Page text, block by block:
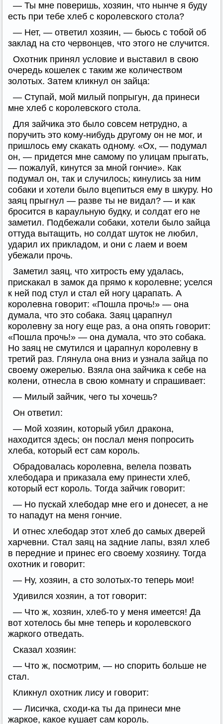
— Ты мне поверишь, хозяин, что нынче я буду
есть при тебе хлеб с королевского стола?
— Нет, — ответил хозяин, — бьюсь с тобой об
заклад на сто червонцев, что этого не случится.
Охотник принял условие и выставил в свою
очередь кошелек с таким же количеством
золотых. Затем кликнул он зайца:
— Ступай, мой милый попрыгун, да принеси
мне хлеб с королевского стола.
Для зайчика это было совсем нетрудно, а
поручить это кому-нибудь другому он не мог, и
пришлось ему скакать одному. «Ох, — подумал
он, — придется мне самому по улицам прыгать,
— пожалуй, кинутся за мной гончие». Как
подумал он, так и случилось; кинулись за ним
собаки и хотели было вцепиться ему в шкуру. Но
заяц прыгнул — разве ты не видал? — и как
бросится в караульную будку, и солдат его не
заметил. Подбежали собаки, хотели было зайца
оттуда вытащить, но солдат шуток не любил,
ударил их прикладом, и они с лаем и воем
убежали прочь.
Заметил заяц, что хитрость ему удалась,
прискакал в замок да прямо к королевне; уселся
к ней под стул и стал ей ногу царапать. А
королевна говорит: «Пошла прочь!» — она
думала, что это собака. Заяц царапнул
королевну за ногу еще раз, а она опять говорит:
«Пошла прочь!» — она думала, что это собака.
Но заяц не смутился и царапнул королевну в
третий раз. Глянула она вниз и узнала зайца по
своему ожерелью. Взяла она зайчика к себе на
колени, отнесла в свою комнату и спрашивает:
— Милый зайчик, чего ты хочешь?
Он ответил:
— Мой хозяин, который убил дракона,
находится здесь; он послал меня попросить
хлеба, который ест сам король.
Обрадовалась королевна, велела позвать
хлебодара и приказала ему принести хлеб,
который ест король. Тогда зайчик говорит:
— Но пускай хлебодар мне его и донесет, а не
то нападут на меня гончие.
И отнес хлебодар этот хлеб до самых дверей
харчевни. Стал заяц на задние лапы, взял хлеб
в передние и принес его своему хозяину. Тогда
охотник и говорит:
— Ну, хозяин, а сто золотых-то теперь мои!
Удивился хозяин, а тот говорит:
— Что ж, хозяин, хлеб-то у меня имеется! Да
вот хотелось бы мне теперь и королевского
жаркого отведать.
Сказал хозяин:
— Что ж, посмотрим, — но спорить больше не
стал.
Кликнул охотник лису и говорит:
— Лисичка, сходи-ка ты да принеси мне
жаркое, какое кушает сам король.